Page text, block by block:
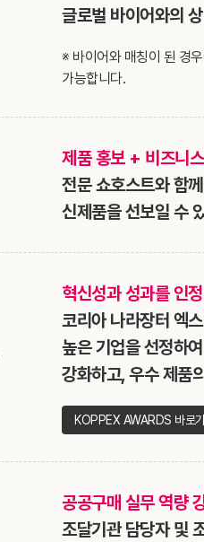
글로벌 바이어와의
※ 바이어와 매칭이 된 경
가능합니다.
제품 홍보 + 비즈니
전문 쇼호스트와 함
신제품을 선보일 수
혁신성과 성과를 인
코리아 나라장터 엑
높은 기업을 선정하
강화하고, 우수 제품
KOPPEX AWARDS 바로가
공공구매 실무 역량
조달기관 담당자 및